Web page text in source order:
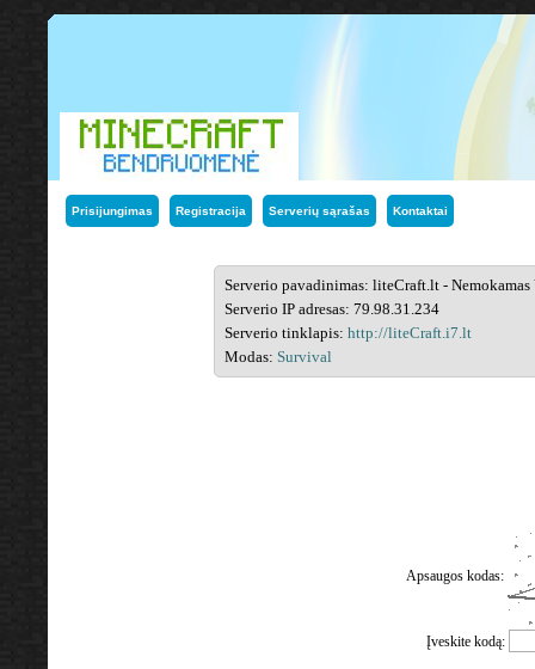
Prisijungimas Registracija Serverių sąrašas Kontaktai
Serverio pavadinimas: liteCraft.lt - Nemokamas
Serverio IP adresas: 79.98.31.234
Serverio tinklapis: http://liteCraft.i7.lt
Modas: Survival
Apsaugos kodas:
Įveskite kodą: